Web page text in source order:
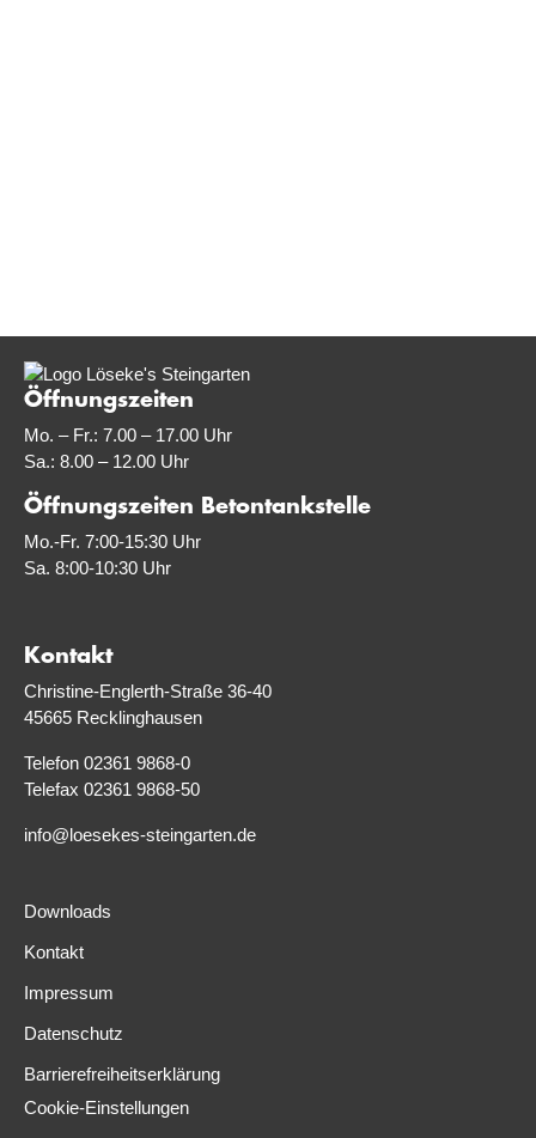
Öffnungszeiten
Mo. – Fr.: 7.00 – 17.00 Uhr
Sa.: 8.00 – 12.00 Uhr
Öffnungszeiten Betontankstelle
Mo.-Fr. 7:00-15:30 Uhr
Sa. 8:00-10:30 Uhr
Kontakt
Christine-Englerth-Straße 36-40
45665 Recklinghausen
Telefon 02361 9868-0
Telefax 02361 9868-50
info@loesekes-steingarten.de
Downloads
Kontakt
Impressum
Datenschutz
Barrierefreiheitserklärung
Cookie-Einstellungen